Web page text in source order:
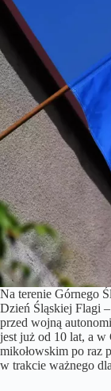
Na terenie Górnego
Dzień Śląskiej Flagi
przed wojną
jest już od 10 lat, a
mikołowskim po raz
w trakcie ważnego